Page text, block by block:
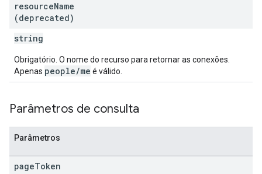
resourceName
(deprecated)
string
Obrigatório. O nome do recurso para retornar as conexões.
Apenas people/me é válido.
Parâmetros de consulta
Parâmetros
pageToken